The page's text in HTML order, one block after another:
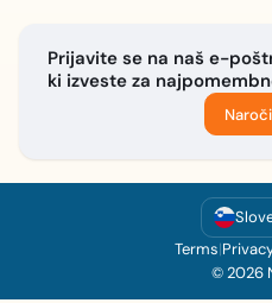
Prijavite se na naš e-
ki izveste za
Terms|
© 2026